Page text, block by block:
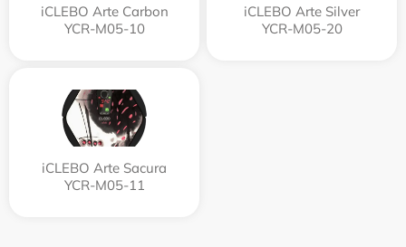
iCLEBO Arte Carbon
YCR-M05-10
iCLEBO Arte Silver
YCR-M05-20
iCLEBO Arte Sacura
YCR-M05-11